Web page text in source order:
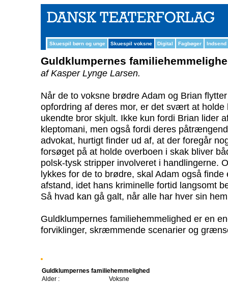
Skuespil børn og unge Skuespil voksne Digital Fagbøger Indsend
Guldklumpernes
af Kasper Lynge Larsen.
Når de to voksne brødre Adam og Brian
opfordring af deres mor, er det svært at holde
ukendte bror skjult. Ikke kun fordi Brian lider
kleptomani, men også fordi deres
advokat, hurtigt finder ud af, at der foregår
forsøget på at holde overboen i skak bliver
polsk-tysk stripper involveret i handlingerne.
lykkes for de to brødre, skal Adam også
afstand, idet hans kriminelle fortid langsomt
Så hvad kan gå galt, når alle har hver sin
Guldklumpernes familiehemmelighed er en
forviklinger, skræmmende scenarier og
Guldklumpernes familiehemmelighed
Alder :
Voksne